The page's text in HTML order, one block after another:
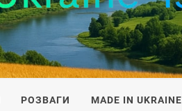
РОЗВАГИ MADE IN UKRAINE